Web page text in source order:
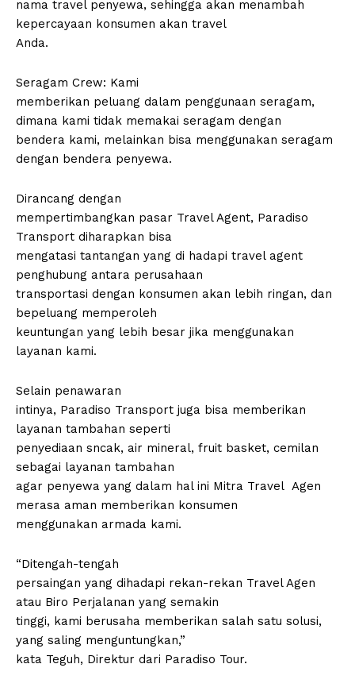
nama travel penyewa, sehingga akan menambah
kepercayaan konsumen akan travel
Anda.
Seragam Crew: Kami
memberikan peluang dalam penggunaan seragam,
dimana kami tidak memakai seragam dengan
bendera kami, melainkan bisa menggunakan seragam
dengan bendera penyewa.
Dirancang dengan
mempertimbangkan pasar Travel Agent, Paradiso
Transport diharapkan bisa
mengatasi tantangan yang di hadapi travel agent
penghubung antara perusahaan
transportasi dengan konsumen akan lebih ringan, dan
bepeluang memperoleh
keuntungan yang lebih besar jika menggunakan
layanan kami.
Selain penawaran
intinya, Paradiso Transport juga bisa memberikan
layanan tambahan seperti
penyediaan sncak, air mineral, fruit basket, cemilan
sebagai layanan tambahan
agar penyewa yang dalam hal ini Mitra Travel Agen
merasa aman memberikan konsumen
menggunakan armada kami.
“Ditengah-tengah
persaingan yang dihadapi rekan-rekan Travel Agen
atau Biro Perjalanan yang semakin
tinggi, kami berusaha memberikan salah satu solusi,
yang saling menguntungkan,”
kata Teguh, Direktur dari Paradiso Tour.